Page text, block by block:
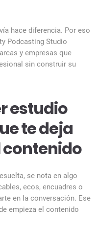
hace diferencia. Por eso
Podcasting Studio
y empresas que
sin construir su
estudio
te deja
contenido
se nota en algo
ecos, encuadres o
en la conversación. Ese
empieza el contenido